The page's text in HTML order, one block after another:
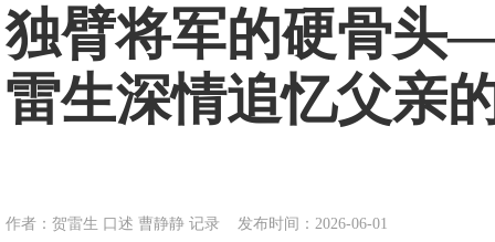
独臂将军的硬骨头
雷生深情追忆父亲
作者：贺雷生 口述 曹静静 记录 发布时间：2026-06-01